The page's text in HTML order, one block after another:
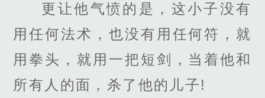
更让他气愤的是，这小子没有
用任何法术，也没有用任何符，就
用拳头，就用一把短剑，当着他和
所有人的面，杀了他的儿子!